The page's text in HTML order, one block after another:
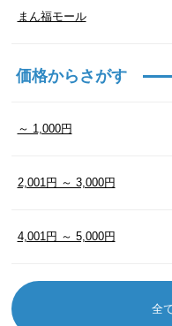
まん福モール
価格からさがす
～ 1,000円
2,001円 ～ 3,000円
4,001円 ～ 5,000円
全